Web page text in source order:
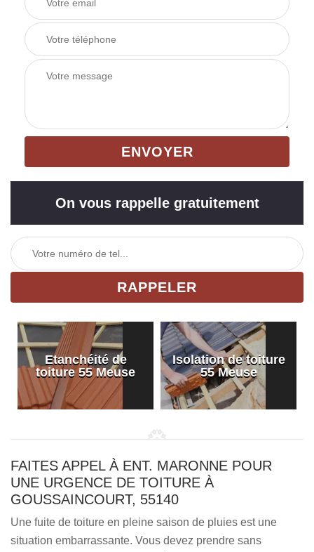
On vous rappelle gratuitement
Etanchéité de
toiture 55 Meuse
Isolation de toiture
55 Meuse
FAITES APPEL À ENT. MARONNE POUR
UNE URGENCE DE TOITURE À
GOUSSAINCOURT, 55140
Une fuite de toiture en pleine saison de pluies est une
situation embarrassante. Vous devez prendre sans